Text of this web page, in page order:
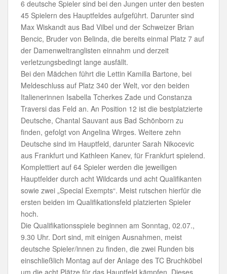
6 deutsche Spieler sind bei den Jungen unter den besten
45 Spielern des Hauptfeldes aufgeführt. Darunter sind
Max Wiskandt aus Bad Vilbel und der Schweizer Brian
Bencic, Bruder von Belinda, die bereits einmal Platz 7 auf
der Damenweltranglisten einnahm und derzeit
verletzungsbedingt lange ausfällt.
Bei den Mädchen führt die Lettin Kamilla Bartone, bei
Meldeschluss auf Platz 340 der Welt, vor den beiden
Italienerinnen Isabella Tcherkes Zade und Constanza
Traversi das Feld an. An Position 12 ist die bestplatzierte
Deutsche, Chantal Sauvant aus Bad Schönborn zu
finden, gefolgt von Angelina Wirges. Weitere zehn
Deutsche sind im Hauptfeld, darunter Sarah Nikocevic
aus Frankfurt und Kathleen Kanev, für Frankfurt spielend.
Komplettiert auf 64 Spieler werden die jeweiligen
Hauptfelder durch acht Wildcards und acht Qualifikanten
sowie zwei „Special Exempts“. Meist rutschen hierfür die
ersten beiden im Qualifikationsfeld platzierten Spieler
hoch.
Die Qualifikationsspiele beginnen am Sonntag, 02.07.,
9.30 Uhr. Dort sind, mit einigen Ausnahmen, meist
deutsche Spieler/innen zu finden, die zwei Runden bis
einschließlich Montag auf der Anlage des TC Bruchköbel
um die acht Plätze für das Hauptfeld kämpfen. Dieses